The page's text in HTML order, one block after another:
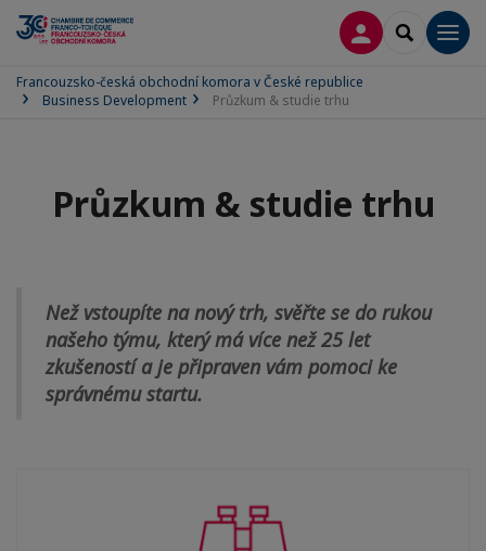
PŘIPOJIT SE
SEARCH
Francouzsko-česká obchodní komora v České republice
Business Development
Průzkum & studie trhu
Průzkum & studie trhu
Než vstoupíte na nový trh, svěřte se do rukou
našeho týmu, který má více než 25 let
zkušeností a je připraven vám pomoci ke
správnému startu.